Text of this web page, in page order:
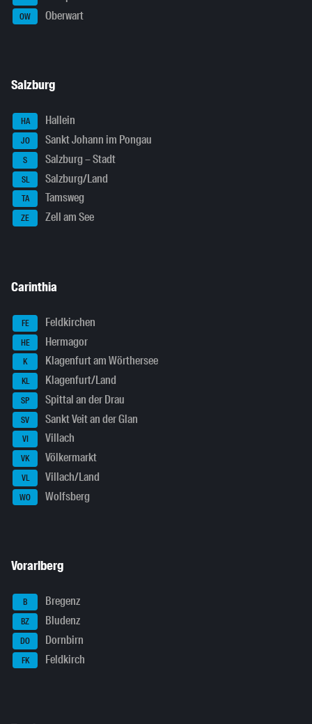
OW Oberwart
Salzburg
HA Hallein
JO Sankt Johann im Pongau
S Salzburg – Stadt
SL Salzburg/Land
TA Tamsweg
ZE Zell am See
Carinthia
FE Feldkirchen
HE Hermagor
K Klagenfurt am Wörthersee
KL Klagenfurt/Land
SP Spittal an der Drau
SV Sankt Veit an der Glan
VI Villach
VK Völkermarkt
VL Villach/Land
WO Wolfsberg
Vorarlberg
B Bregenz
BZ Bludenz
DO Dornbirn
FK Feldkirch